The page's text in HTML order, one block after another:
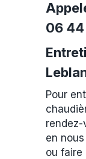
06
Pour
rendez-
en
ou faire